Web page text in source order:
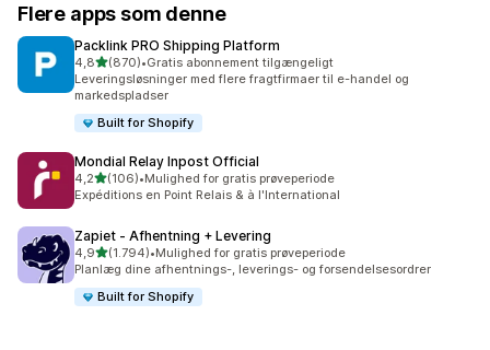
Flere apps som denne
Packlink PRO Shipping Platform
4,8ud af 5 stjerner
(870)
870 anmeldelser i alt
•Gratis abonnement tilgængeligt
Leveringsløsninger med flere fragtfirmaer til e-handel og
markedspladser
Built for Shopify
Mondial Relay Inpost Official
4,2ud af 5 stjerner
(106)
106 anmeldelser i alt
•Mulighed for gratis prøveperiode
Expéditions en Point Relais & à l'International
Zapiet ‑ Afhentning + Levering
4,9ud af 5 stjerner
(1.794)
1794 anmeldelser i alt
•Mulighed for gratis prøveperiode
Planlæg dine afhentnings-, leverings- og forsendelsesordrer
Built for Shopify